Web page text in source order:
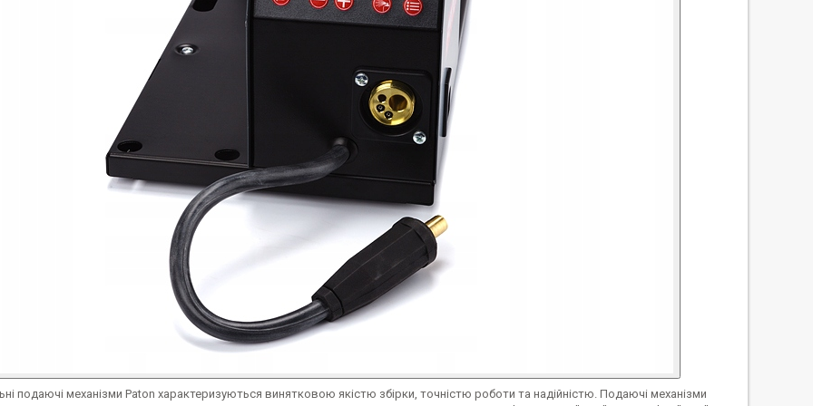
подаючі механізми Paton характеризуються винятковою якістю збірки, точністю роботи та надійністю. Подаючі механізми